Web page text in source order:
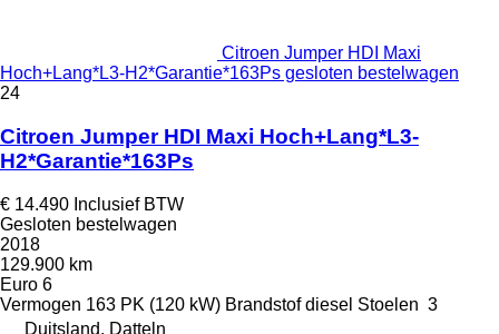
Citroen Jumper HDI Maxi
Hoch+Lang*L3-H2*Garantie*163Ps gesloten bestelwagen
24
Citroen Jumper HDI Maxi Hoch+Lang*L3-
H2*Garantie*163Ps
€ 14.490 Inclusief BTW
Gesloten bestelwagen
2018
129.900 km
Euro 6
Vermogen 163 PK (120 kW) Brandstof diesel Stoelen 3
Duitsland, Datteln